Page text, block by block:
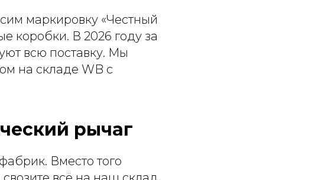
маркировку «Честный
коробки. В 2026 году за
всю поставку. Мы
на складе WB с
рычаг
Вместо того